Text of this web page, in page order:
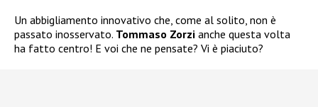
Un abbigliamento innovativo che, come al solito, non è
passato inosservato. Tommaso Zorzi anche questa volta
ha fatto centro! E voi che ne pensate? Vi è piaciuto?